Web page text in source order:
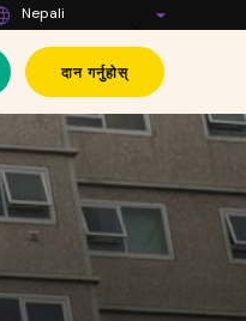
Nepali
दान गर्नुहोस्